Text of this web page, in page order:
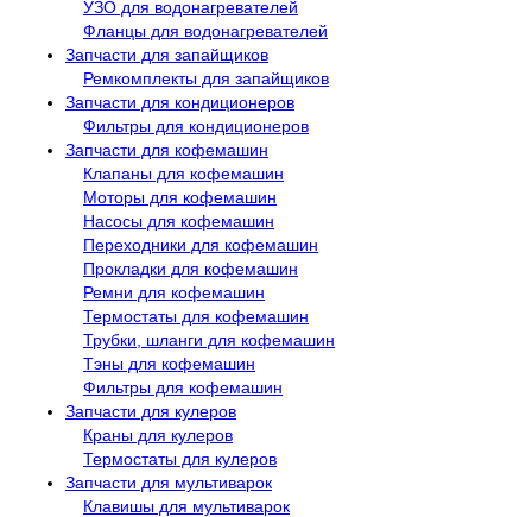
УЗО для водонагревателей
Фланцы для водонагревателей
Запчасти для запайщиков
Ремкомплекты для запайщиков
Запчасти для кондиционеров
Фильтры для кондиционеров
Запчасти для кофемашин
Клапаны для кофемашин
Моторы для кофемашин
Насосы для кофемашин
Переходники для кофемашин
Прокладки для кофемашин
Ремни для кофемашин
Термостаты для кофемашин
Трубки, шланги для кофемашин
Тэны для кофемашин
Фильтры для кофемашин
Запчасти для кулеров
Краны для кулеров
Термостаты для кулеров
Запчасти для мультиварок
Клавишы для мультиварок